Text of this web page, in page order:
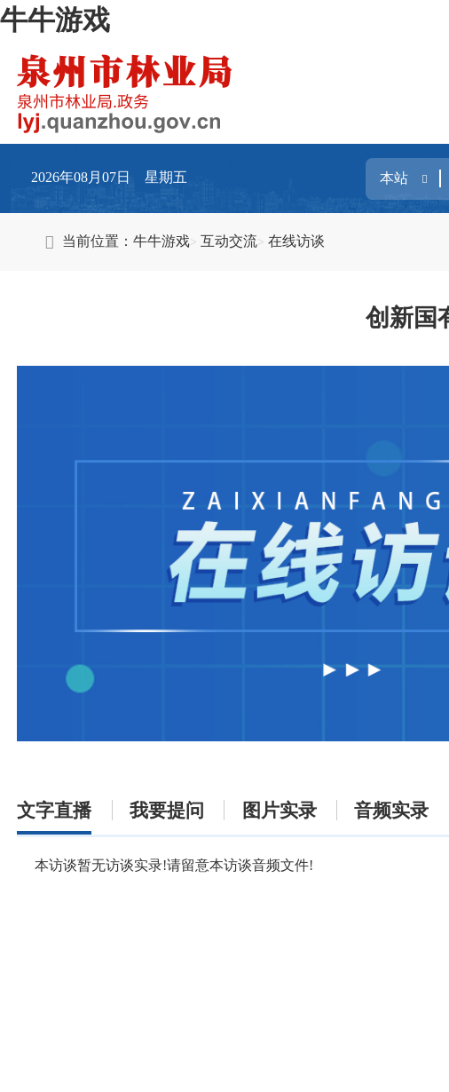
牛牛游戏
2026年08月07日 星期五
当前位置：牛牛游戏 互动交流 在线访谈
创新国
文字直播 我要提问 图片实录 音频实录
本访谈暂无访谈实录!请留意本访谈音频文件!